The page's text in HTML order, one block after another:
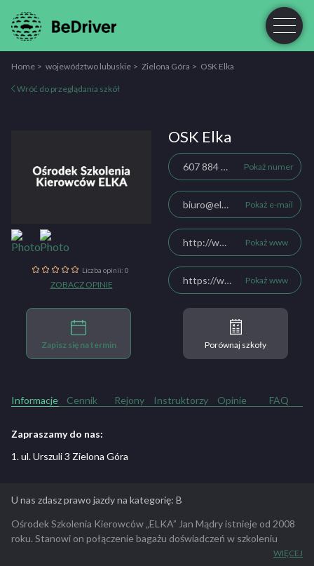
Home województwo lubuskie Zielona Góra OSK Elka
Wróć do przeglądania szkół
Liczba opinii: 0
ZOBACZ OPINIE
OSK Elka
607 884 867 Pokaż numer
biuro@elka-osk.pl Pokaż e-mail
http://www.elka-osk.pl/ Pokaż www
https://www.facebook.com/elkaoskpl Pokaż www
Zapisz się na termin Porównaj szkoły
Informacje Cennik Rejony Instruktorzy Opinie FAQ
Zapraszamy do nas:
1. ul. Urszuli 3 Zielona Góra
U nas zdasz prawo jazdy na kategorię: B
Ośrodek Szkolenia Kierowców „ELKA” Jan Mądry istnieje od 2008
roku. Stanowi on połączenie bagażu doświadczeń w szkoleniu
WIĘCEJ